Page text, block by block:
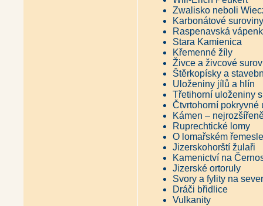
Zwalisko neboli
Karbonátové suroviny
Raspenavská
Stara Kamienica
Křemenné žíly
Živce a živcové
Štěrkopísky a
Uloženiny jílů a hlín
Třetihorní uloženiny
Čtvrtohorní pokryvné
Kámen –
Ruprechtické lomy
O lomařském řemesle
Jizerskohorští žulaři
Kamenictví na
Jizerské ortoruly
Svory a fylity na
Dráči břidlice
Vulkanity